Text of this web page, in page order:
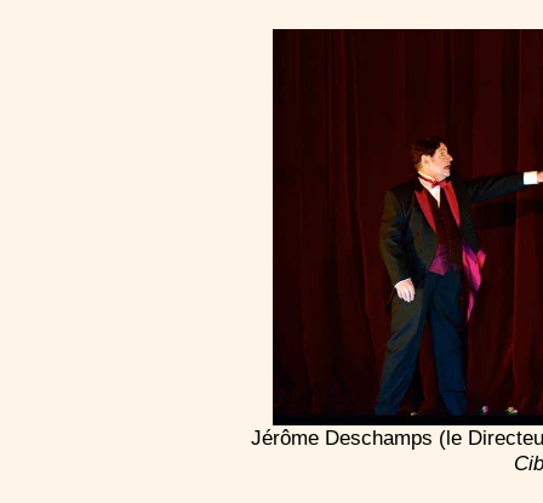
Jérôme Deschamps (le